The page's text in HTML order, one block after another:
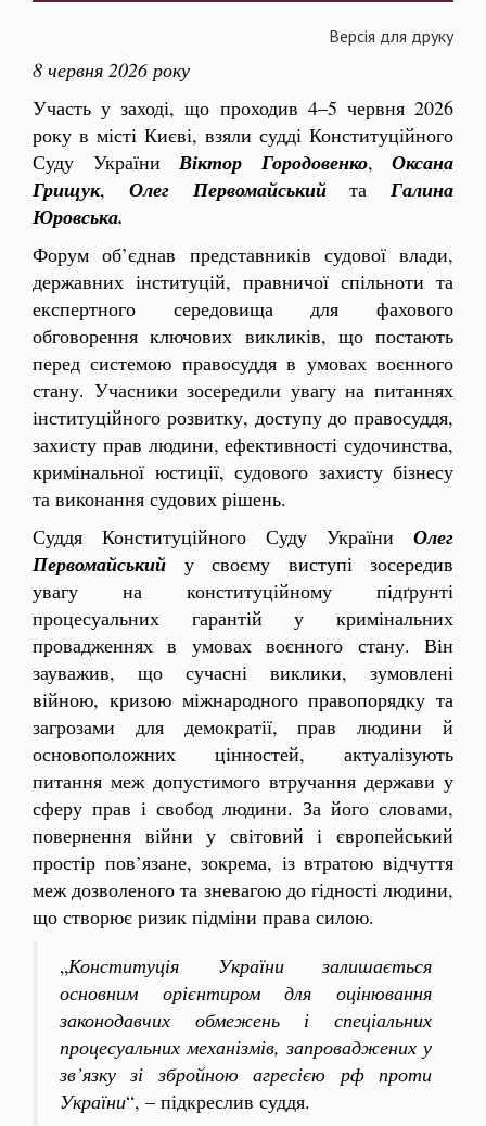
Версія для друку
8 червня 2026 року
Участь у заході, що проходив 4–5 червня 2026
року в місті Києві, взяли судді Конституційного
Суду України Віктор Городовенко, Оксана
Грищук, Олег Первомайськийта Галина
Юровська.
Форум об’єднав представників судової влади,
державних інституцій, правничої спільноти та
експертного середовища для фахового
обговорення ключових викликів, що постають
перед системою правосуддя в умовах воєнного
стану. Учасники зосередили увагу на питаннях
інституційного розвитку, доступу до правосуддя,
захисту прав людини, ефективності судочинства,
кримінальної юстиції, судового захисту бізнесу
та виконання судових рішень.
Суддя Конституційного Суду України Олег
Первомайський у своєму виступі зосередив
увагу на конституційному підґрунті
процесуальних гарантій у кримінальних
провадженнях в умовах воєнного стану. Він
зауважив, що сучасні виклики, зумовлені
війною, кризою міжнародного правопорядку та
загрозами для демократії, прав людини й
основоположних цінностей, актуалізують
питання меж допустимого втручання держави у
сферу прав і свобод людини. За його словами,
повернення війни у світовий і європейський
простір пов’язане, зокрема, із втратою відчуття
меж дозволеного та зневагою до гідності людини,
що створює ризик підміни права силою.
„Конституція України залишається
основним орієнтиром для оцінювання
законодавчих обмежень і спеціальних
процесуальних механізмів, запроваджених у
зв’язку зі збройною агресією рф проти
України“, – підкреслив суддя.